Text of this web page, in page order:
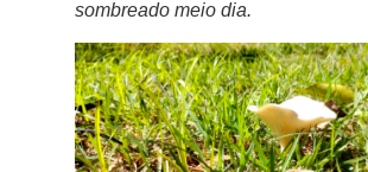
sombreado meio dia.